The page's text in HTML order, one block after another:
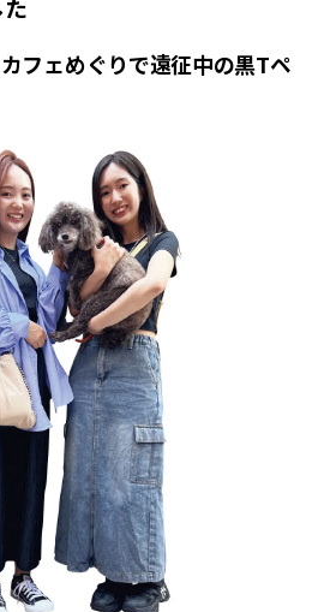
カフェめぐりで遠征中の黒Tペ